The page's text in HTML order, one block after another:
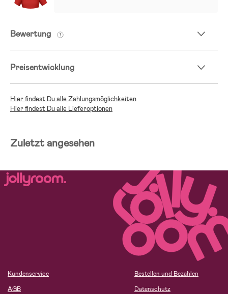
Bewertung
Preisentwicklung
Hier findest Du alle Zahlungsmöglichkeiten
Hier findest Du alle Lieferoptionen
Zuletzt angesehen
Kundenservice
AGB
Bestellen und Bezahlen
Datenschutz